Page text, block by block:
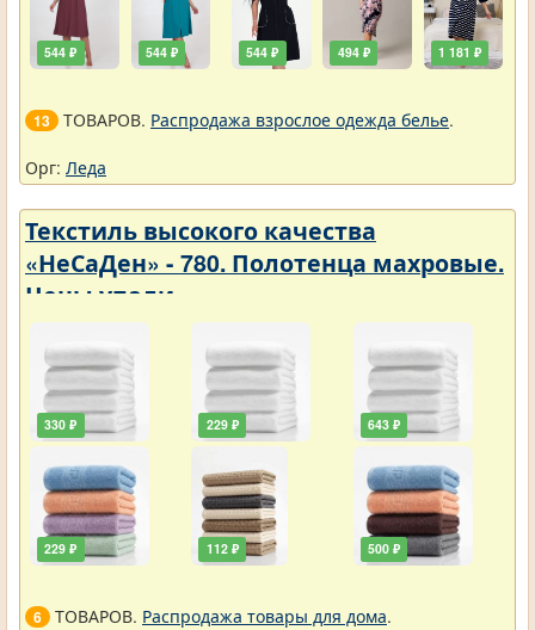
544 ₽ 544 ₽ 544 ₽ 494 ₽ 1 181 ₽
13 ТОВАРОВ. Распродажа взрослое одежда белье.
Орг: Леда
Текстиль высокого качества
«НеСаДен» - 780. Полотенца махровые.
Цены упали
330 ₽
229 ₽
229 ₽
112 ₽
643 ₽
500 ₽
6 ТОВАРОВ. Распродажа товары для дома.